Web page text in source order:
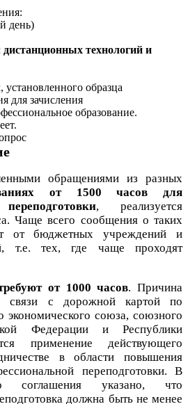
день)
технологий и
, установленного образца
для зачисления
образование.
обращениями из разных
от 1500 часов для
, реализуется
Чаще всего сообщения о таких
от бюджетных учреждений и
т.е. тех, где чаще проходят
от 1000 часов. Причина
связи с дорожной картой по
экономического союза, союзного
Федерации и Республики
применение действующего
в области повышения
переподготовки. В
соглашения указано, что
должна быть не менее